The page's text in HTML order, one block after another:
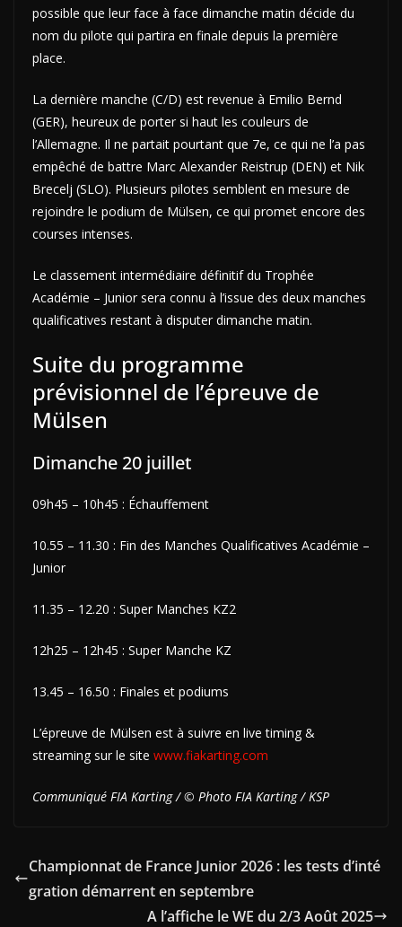
possible que leur face à face dimanche matin décide du
nom du pilote qui partira en finale depuis la première
place.
La dernière manche (C/D) est revenue à Emilio Bernd
(GER), heureux de porter si haut les couleurs de
l’Allemagne. Il ne partait pourtant que 7e, ce qui ne l’a pas
empêché de battre Marc Alexander Reistrup (DEN) et Nik
Brecelj (SLO). Plusieurs pilotes semblent en mesure de
rejoindre le podium de Mülsen, ce qui promet encore des
courses intenses.
Le classement intermédiaire définitif du Trophée
Académie – Junior sera connu à l’issue des deux manches
qualificatives restant à disputer dimanche matin.
Suite du programme
prévisionnel de l’épreuve de
Mülsen
Dimanche 20 juillet
09h45 – 10h45 : Échauffement
10.55 – 11.30 : Fin des Manches Qualificatives Académie –
Junior
11.35 – 12.20 : Super Manches KZ2
12h25 – 12h45 : Super Manche KZ
13.45 – 16.50 : Finales et podiums
L’épreuve de Mülsen est à suivre en live timing &
streaming sur le site www.fiakarting.com
Communiqué FIA Karting / © Photo FIA Karting / KSP
Championnat de France Junior 2026 : les tests d’inté
gration démarrent en septembre
A l’affiche le WE du 2/3 Août 2025